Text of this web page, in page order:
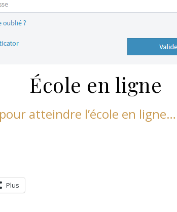
École en ligne
atteindre l’école en ligne…
Plus